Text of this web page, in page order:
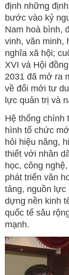
định những
bước vào kỷ
Nam hoà bình,
vinh, văn minh,
nghĩa xã hội;
XVI và Hội
2031 đã mở ra
về đổi mới tư
lực quản trị và
Hệ thống chính
hình tổ chức
hỏi hiệu năng,
thiết với nhân
học, công
phát triển văn
tảng, nguồn lực
dựng nền kinh
quốc tế sâu
mạnh.